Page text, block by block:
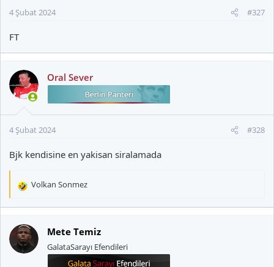
4 Şubat 2024 #327
FT
Oral Sever
4 Şubat 2024 #328
Bjk kendisine en yakisan siralamada
T
k
i
l
Volkan Sonmez
Mete Temiz
GalataSarayı Efendileri